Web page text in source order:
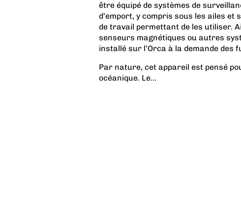
être équipé de systèmes de
d’emport, y compris sous les ailes
de travail permettant de les utiliser.
senseurs magnétiques ou autres
installé sur l’Orca à la demande des
Par nature, cet appareil est pensé
océanique. Le...